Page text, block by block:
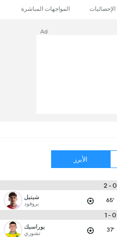
الإحصائيات المواجهات المباشرة
Ad
الأبرز
0 - 2
65' شيتيل
بروفود
0 - 1
37' يوراسيك
تشوري